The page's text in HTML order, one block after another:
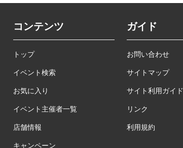
コンテンツ
トップ
イベント検索
お気に入り
イベント主催者一覧
店舗情報
キャンペーン
ガイド
お問い合わせ
サイトマップ
サイト利用ガイド
リンク
利用規約